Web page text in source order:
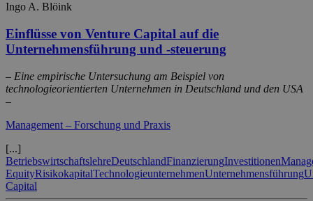
Ingo A. Blöink
Einflüsse von Venture Capital auf die
Unternehmensführung und -steuerung
– Eine empirische Untersuchung am Beispiel von
technologieorientierten Unternehmen in Deutschland und den USA
–
Management – Forschung und Praxis
[...]
BetriebswirtschaftslehreDeutschlandFinanzierungInvestitionen
EquityRisikokapitalTechnologieunternehmenUnternehmensführung
Capital